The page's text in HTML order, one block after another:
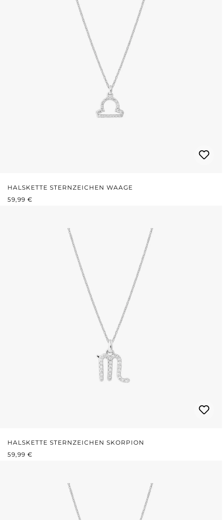
HALSKETTE STERNZEICHEN WAAGE
REGULÄRER PREIS:
59,99 €
HALSKETTE STERNZEICHEN SKORPION
REGULÄRER PREIS:
59,99 €